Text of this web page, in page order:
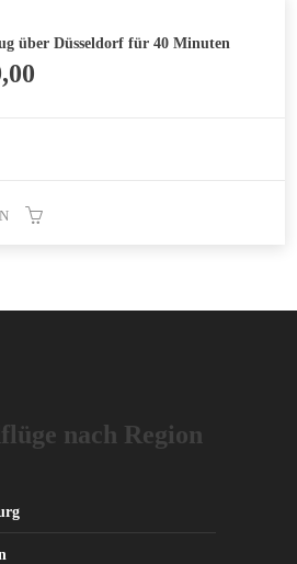
über Düsseldorf für 40 Minuten
nach Region